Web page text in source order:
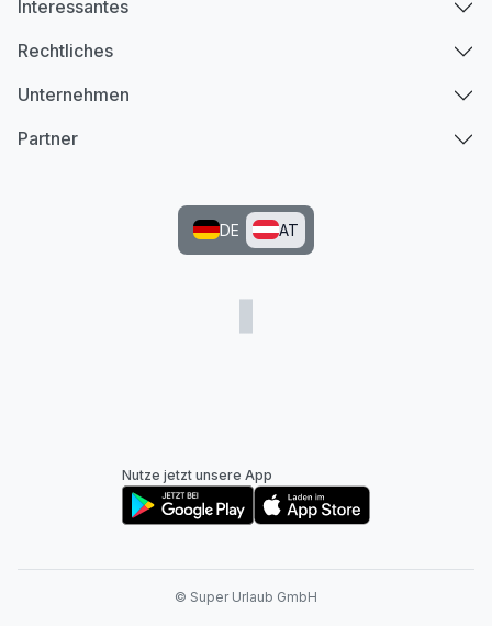
Interessantes
Rechtliches
Unternehmen
Partner
DE AT
Nutze jetzt unsere App
© Super Urlaub GmbH